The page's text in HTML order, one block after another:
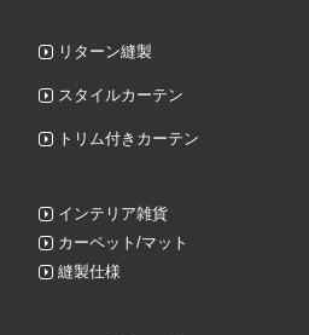
リターン縫製
スタイルカーテン
トリム付きカーテン
インテリア雑貨
カーペット/マット
縫製仕様